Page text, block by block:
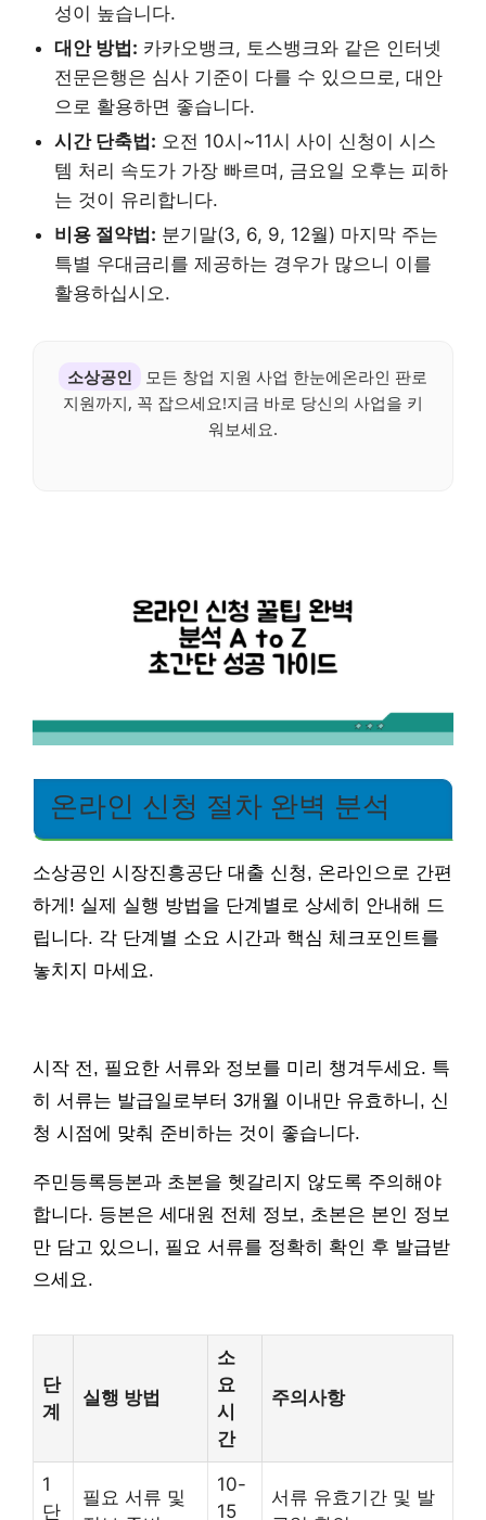
성이 높습니다.
대안 방법: 카카오뱅크, 토스뱅크와 같은 인터넷
전문은행은 심사 기준이 다를 수 있으므로, 대안
으로 활용하면 좋습니다.
시간 단축법: 오전 10시~11시 사이 신청이 시스
템 처리 속도가 가장 빠르며, 금요일 오후는 피하
는 것이 유리합니다.
비용 절약법: 분기말(3, 6, 9, 12월) 마지막 주는
특별 우대금리를 제공하는 경우가 많으니 이를
활용하십시오.
소상공인
모든 창업 지원 사업 한눈에온라인 판로
지원까지, 꼭 잡으세요!지금 바로 당신의 사업을 키
워보세요.
온라인 신청 절차 완벽 분석
소상공인 시장진흥공단 대출 신청, 온라인으로 간편
하게! 실제 실행 방법을 단계별로 상세히 안내해 드
립니다. 각 단계별 소요 시간과 핵심 체크포인트를
놓치지 마세요.
시작 전, 필요한 서류와 정보를 미리 챙겨두세요. 특
히 서류는 발급일로부터 3개월 이내만 유효하니, 신
청 시점에 맞춰 준비하는 것이 좋습니다.
주민등록등본과 초본을 헷갈리지 않도록 주의해야
합니다. 등본은 세대원 전체 정보, 초본은 본인 정보
만 담고 있으니, 필요 서류를 정확히 확인 후 발급받
으세요.
단
계
실행 방법
소
요
시
간
주의사항
1
단
필요 서류 및
10-
15
서류 유효기간 및 발